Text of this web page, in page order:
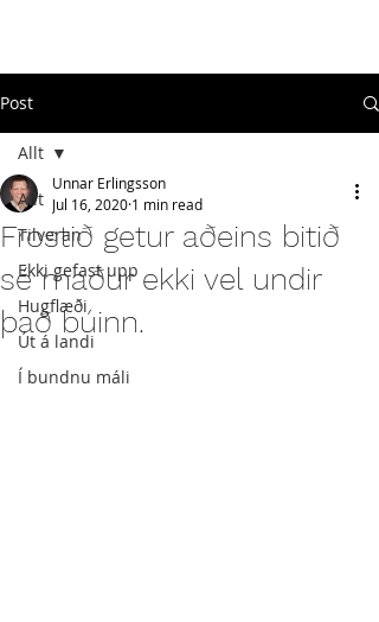
Post
Allt
Tilveran
Ekki gefast upp
Hugflæði
Út á landi
Í bundnu máli
Allt
Frostið getur aðeins bitið
sé maður ekki vel undir
það búinn.
Unnar Erlingsson
Jul 16, 2020 1 min read